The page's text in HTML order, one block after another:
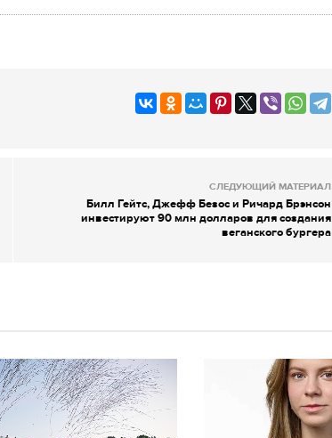
СЛЕДУЮЩИЙ МАТЕРИАЛ
Билл Гейтс, Джефф Безос и Ричард Брэнсон
инвестируют 90 млн долларов для создания
веганского бургера